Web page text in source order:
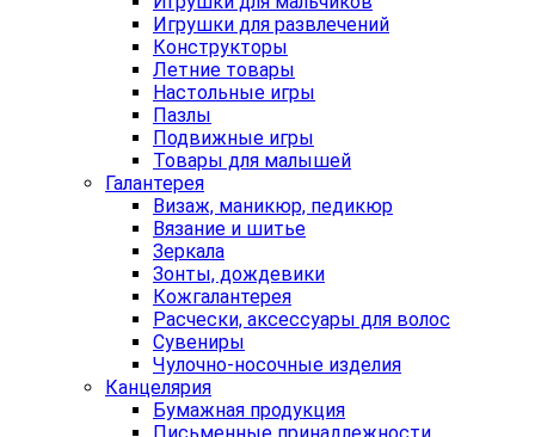
Игрушки для развлечений
Конструкторы
Летние товары
Настольные игры
Пазлы
Подвижные игры
Товары для малышей
Галантерея
Визаж, маникюр, педикюр
Вязание и шитье
Зеркала
Зонты, дождевики
Кожгалантерея
Расчески, аксессуары для волос
Сувениры
Чулочно-носочные изделия
Канцелярия
Бумажная продукция